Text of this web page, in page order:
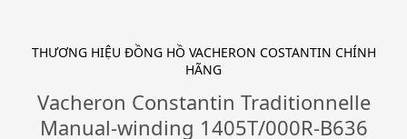
THƯƠNG HIỆU ĐỒNG HỒ VACHERON COSTANTIN CHÍNH
HÃNG
Vacheron Constantin Traditionnelle
Manual-winding 1405T/000R-B636